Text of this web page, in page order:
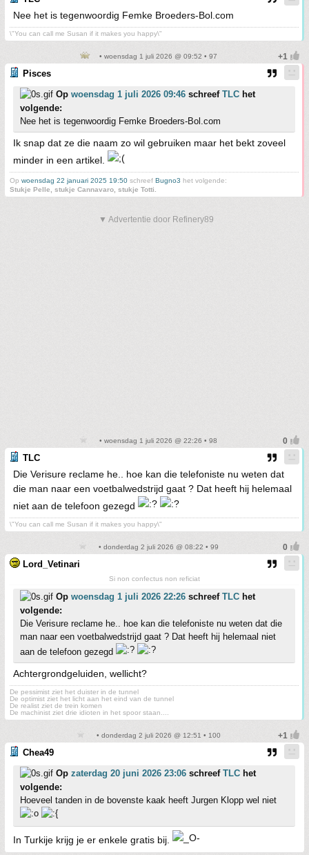
Nee het is tegenwoordig Femke Broeders-Bol.com
\"You can call me Susan if it makes you happy\"
• woensdag 1 juli 2026 @ 09:52 • 97
Pisces
Op woensdag 1 juli 2026 09:46 schreef TLC het
volgende:
Nee het is tegenwoordig Femke Broeders-Bol.com
Ik snap dat ze die naam zo wil gebruiken maar het bekt zoveel
minder in een artikel.
Op woensdag 22 januari 2025 19:50 schreef Bugno3 het volgende:
Stukje Pelle, stukje Cannavaro, stukje Totti.
▼ Advertentie door Refinery89
• woensdag 1 juli 2026 @ 22:26 • 98
TLC
Die Verisure reclame he.. hoe kan die telefoniste nu weten dat
die man naar een voetbalwedstrijd gaat ? Dat heeft hij helemaal
niet aan de telefoon gezegd
\"You can call me Susan if it makes you happy\"
• donderdag 2 juli 2026 @ 08:22 • 99
Lord_Vetinari
Si non confectus non reficiat
Op woensdag 1 juli 2026 22:26 schreef TLC het
volgende:
Die Verisure reclame he.. hoe kan die telefoniste nu weten dat die
man naar een voetbalwedstrijd gaat ? Dat heeft hij helemaal niet
aan de telefoon gezegd
Achtergrondgeluiden, wellicht?
De pessimist ziet het duister in de tunnel
De optimist ziet het licht aan het eind van de tunnel
De realist ziet de trein komen
De machinist ziet drie idioten in het spoor staan....
• donderdag 2 juli 2026 @ 12:51 • 100
Chea49
Op zaterdag 20 juni 2026 23:06 schreef TLC het
volgende:
Hoeveel tanden in de bovenste kaak heeft Jurgen Klopp wel niet
In Turkije krijg je er enkele gratis bij.